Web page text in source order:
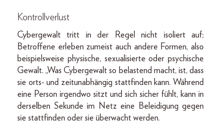
Kontrollverlust
Cybergewalt tritt in der Regel nicht isoliert auf;
Betroffene erleben zumeist auch andere Formen, also
beispielsweise physische, sexualisierte oder psychische
Gewalt. „Was Cybergewalt so belastend macht, ist, dass
sie orts- und zeitunabhängig stattfinden kann. Während
eine Person irgendwo sitzt und sich sicher fühlt, kann in
derselben Sekunde im Netz eine Beleidigung gegen
sie stattfinden oder sie überwacht werden.